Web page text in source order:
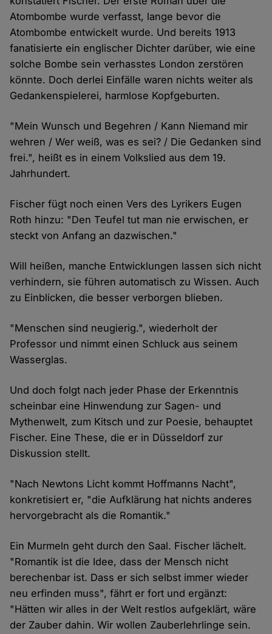
Atombombe wurde verfasst, lange bevor die
Atombombe entwickelt wurde. Und bereits 1913
fanatisierte ein englischer Dichter darüber, wie eine
solche Bombe sein verhasstes London zerstören
könnte. Doch derlei Einfälle waren nichts weiter als
Gedankenspielerei, harmlose Kopfgeburten.
"Mein Wunsch und Begehren / Kann Niemand mir
wehren / Wer weiß, was es sei? / Die Gedanken sind
frei.", heißt es in einem Volkslied aus dem 19.
Jahrhundert.
Fischer fügt noch einen Vers des Lyrikers Eugen
Roth hinzu: "Den Teufel tut man nie erwischen, er
steckt von Anfang an dazwischen."
Will heißen, manche Entwicklungen lassen sich nicht
verhindern, sie führen automatisch zu Wissen. Auch
zu Einblicken, die besser verborgen blieben.
"Menschen sind neugierig.", wiederholt der
Professor und nimmt einen Schluck aus seinem
Wasserglas.
Und doch folgt nach jeder Phase der Erkenntnis
scheinbar eine Hinwendung zur Sagen- und
Mythenwelt, zum Kitsch und zur Poesie, behauptet
Fischer. Eine These, die er in Düsseldorf zur
Diskussion stellt.
"Nach Newtons Licht kommt Hoffmanns Nacht",
konkretisiert er, "die Aufklärung hat nichts anderes
hervorgebracht als die Romantik."
Ein Murmeln geht durch den Saal. Fischer lächelt.
"Romantik ist die Idee, dass der Mensch nicht
berechenbar ist. Dass er sich selbst immer wieder
neu erfinden muss", fährt er fort und ergänzt:
"Hätten wir alles in der Welt restlos aufgeklärt, wäre
der Zauber dahin. Wir wollen Zauberlehrlinge sein.